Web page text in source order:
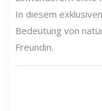
In diesem
Bedeutung von
Freundin.